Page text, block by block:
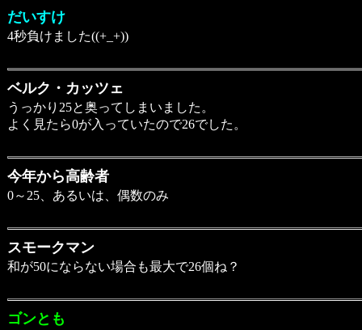
だいすけ
4秒負けました((+_+))
ベルク・カッツェ
うっかり25と奥ってしまいました。
よく見たら0が入っていたので26でした。
今年から高齢者
0～25、あるいは、偶数のみ
スモークマン
和が50にならない場合も最大で26個ね？
ゴンとも